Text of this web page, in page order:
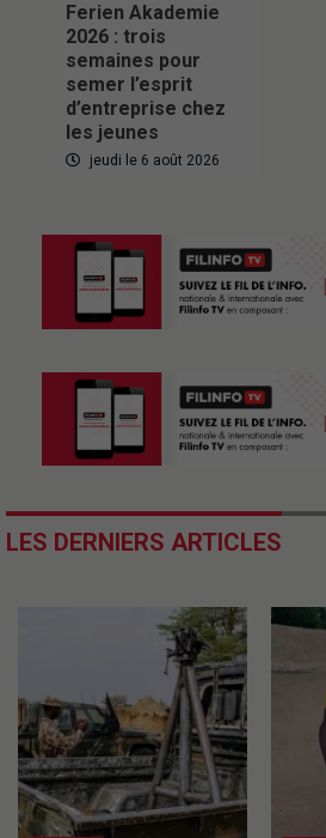
Ferien Akademie
2026 : trois
semaines pour
semer l’esprit
d’entreprise chez
les jeunes
jeudi le 6 août 2026
LES DERNIERS ARTICLES